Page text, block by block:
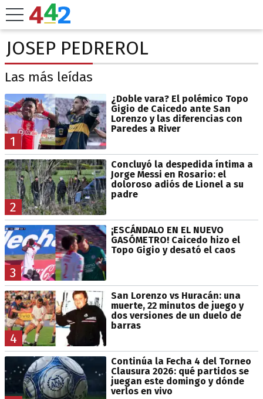
JOSEP PEDREROL
Las más leídas
1
¿Doble vara? El polémico Topo
Gigio de Caicedo ante San
Lorenzo y las diferencias con
Paredes a River
2
Concluyó la despedida íntima a
Jorge Messi en Rosario: el
doloroso adiós de Lionel a su
padre
3
¡ESCÁNDALO EN EL NUEVO
GASÓMETRO! Caicedo hizo el
Topo Gigio y desató el caos
4
San Lorenzo vs Huracán: una
muerte, 22 minutos de juego y
dos versiones de un duelo de
barras
Continúa la Fecha 4 del Torneo
Clausura 2026: qué partidos se
juegan este domingo y dónde
verlos en vivo